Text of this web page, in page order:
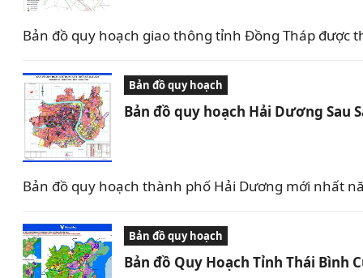
Bản đồ quy hoạch giao thông tỉnh Đồng Tháp
Bản đồ quy hoạch
Bản đồ quy hoạch Hải Dương Sau
Bản đồ quy hoạch thành phố Hải Dương mới nhất
Bản đồ quy hoạch
Bản đồ Quy Hoạch Tỉnh Thái Bình